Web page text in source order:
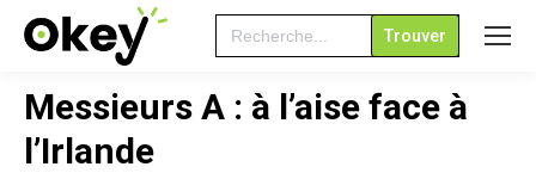
Search
for:
Messieurs A : à l’aise face à
l’Irlande